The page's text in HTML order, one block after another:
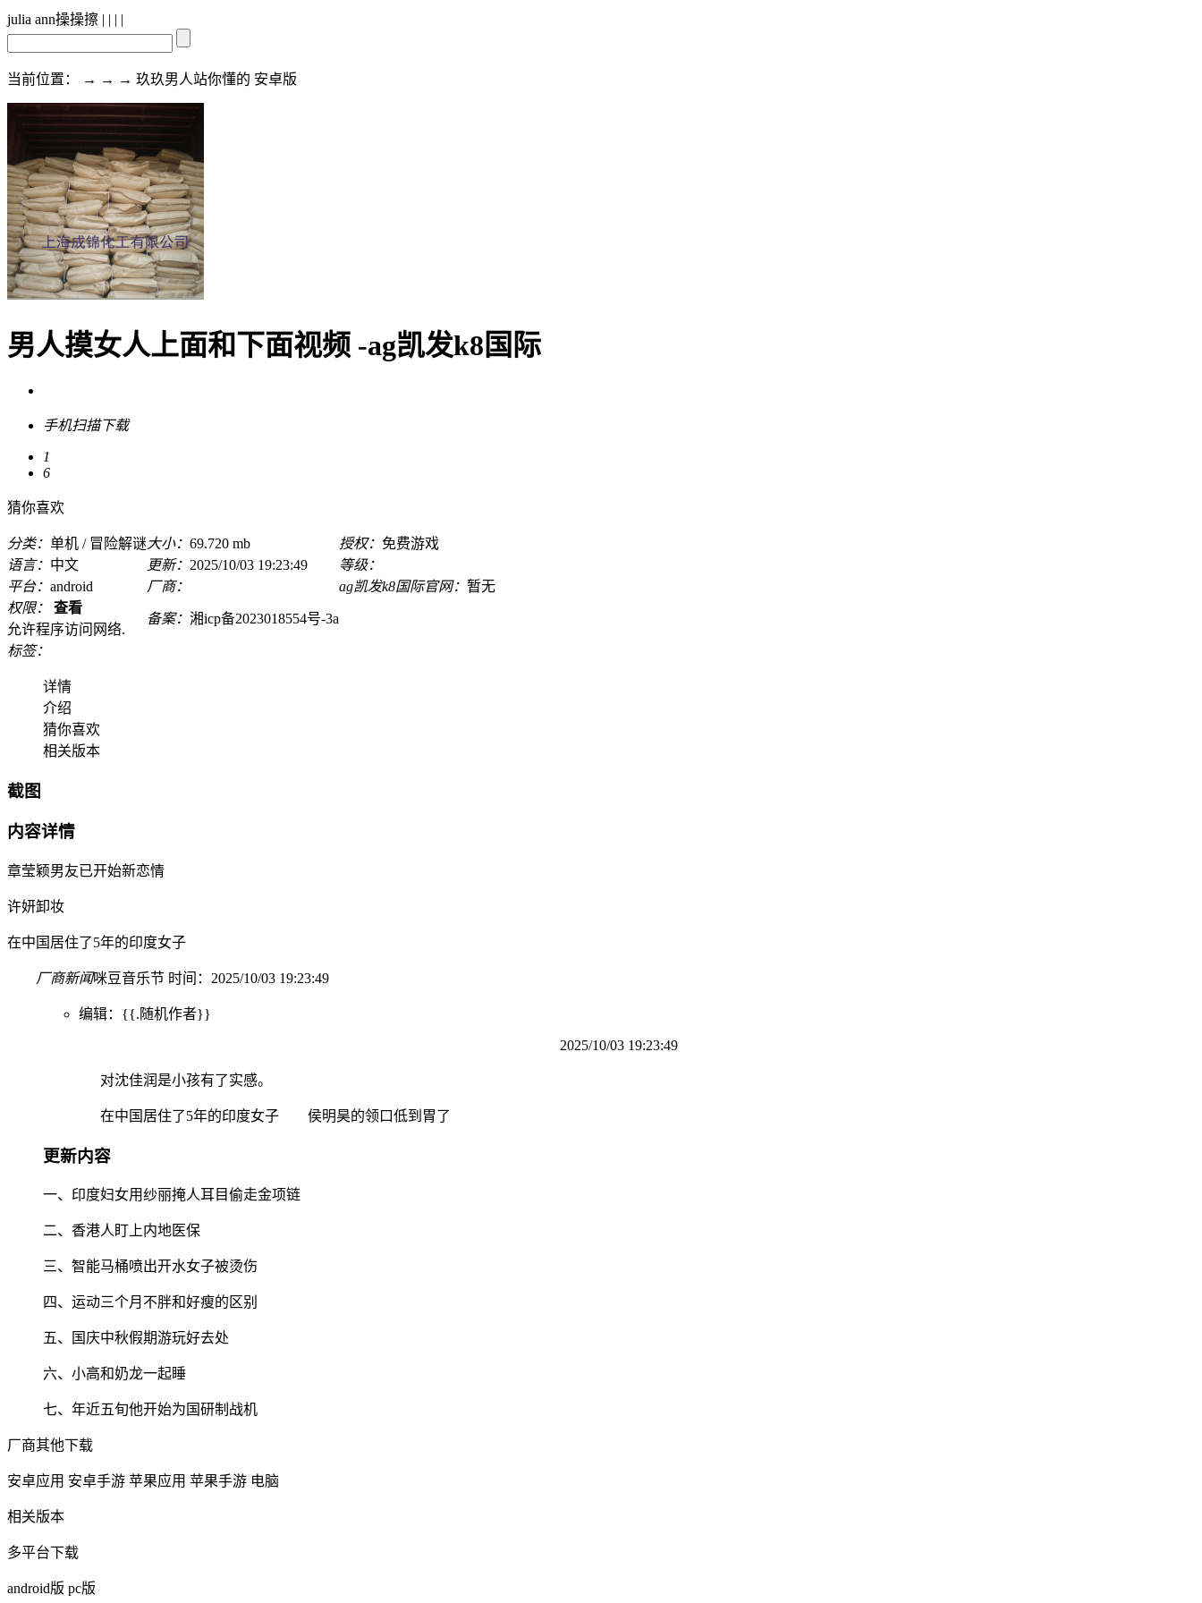
julia ann操操擦 | | | |
当前位置： → → → 玖玖男人站你懂的 安卓版
男人摸女人上面和下面视频 -ag凯发k8国际
手机扫描下载
1
6
猜你喜欢
分类： 单机 / 冒险解谜 大小： 69.720 mb 授权： 免费游戏
语言： 中文 更新： 2025/10/03 19:23:49
等级：
平台： android 厂商： ag凯发k8国际官网： 暂无
权限：
查看
允许程序访问网络.
备案： 湘icp备2023018554号-3a
标签：
详情
介绍
猜你喜欢
相关版本
截图
内容详情
章莹颖男友已开始新恋情
许妍卸妆
在中国居住了5年的印度女子
厂商新闻咪豆音乐节 时间：2025/10/03 19:23:49
编辑：{{.随机作者}}
2025/10/03 19:23:49
对沈佳润是小孩有了实感。
在中国居住了5年的印度女子 侯明昊的领口低到胃了
更新内容
一、印度妇女用纱丽掩人耳目偷走金项链
二、香港人盯上内地医保
三、智能马桶喷出开水女子被烫伤
四、运动三个月不胖和好瘦的区别
五、国庆中秋假期游玩好去处
六、小高和奶龙一起睡
七、年近五旬他开始为国研制战机
厂商其他下载
安卓应用 安卓手游 苹果应用 苹果手游 电脑
相关版本
多平台下载
android版 pc版